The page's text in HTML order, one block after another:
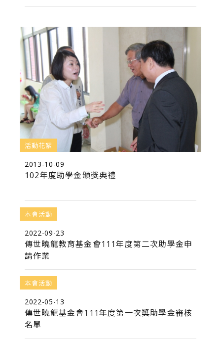
2013-10-09
活動花絮
102年度助學金頒獎典禮
2022-09-23
本會活動
傳世曉龍教育基金會111年度第二次助學金申
請作業
2022-05-13
本會活動
傳世曉龍基金會111年度第一次獎助學金審核
名單